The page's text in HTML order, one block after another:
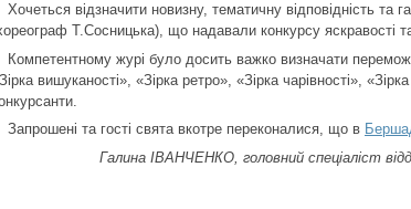
Хочеться відзначити новизну, тематичну відповідність та
Т.Сосницька), що надавали конкурсу яскравості
Компетентному журі було досить важко визначати
вишуканості», «Зірка ретро», «Зірка чарівності»,
Запрошені та гості свята вкотре переконалися, що в
Галина ІВАНЧЕНКО, головний спеціаліст